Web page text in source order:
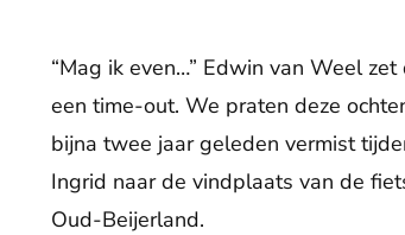
“Mag ik even…” Edwin van Weel
een time-out. We praten deze
bijna twee jaar geleden vermist
Ingrid naar de vindplaats van de
Oud-Beijerland.